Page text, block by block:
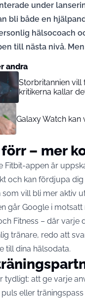
under
bli både en
hälsocoach
till nästa nivå.
andra
Storbritannien vill
kritikerna kallar
Galaxy Watch
– mer
Fitbit-appen är
och kan fördjupa
vill bli mer aktiv
går Google i
Fitness – där
tränare, redo att
till dina hälsodata.
tydligt: att ge varje
eller